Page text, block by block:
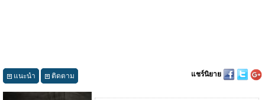
แนะนำ ติดตาม แชร์นิยาย